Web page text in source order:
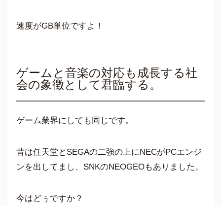
速度がGB単位ですよ！
ゲームと音楽の対応も成長する社
会の象徴として君臨する。
ゲーム業界にしても同じです。
昔は任天堂とSEGAの二強の上にNECがPCエンジ
ンを出してまし、SNKのNEOGEOもありました。
今はどぅですか？